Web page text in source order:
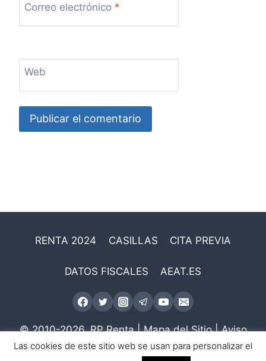
Correo electrónico *
Web
RENTA 2024 CASILLAS CITA PREVIA
DATOS FISCALES AEAT.ES
© 2010-2026.RP Renta|Mapa del Sitio|Aviso
Legal
Las cookies de este sitio web se usan para personalizar el